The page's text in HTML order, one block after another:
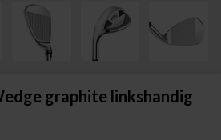
graphite linkshandig